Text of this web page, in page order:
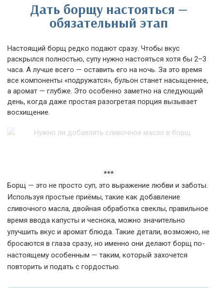
Дать борщу настояться —
обязательный этап
Настоящий борщ редко подают сразу. Чтобы вкус
раскрылся полностью, супу нужно настояться хотя бы 2–3
часа. А лучше всего — оставить его на ночь. За это время
все компоненты «подружатся», бульон станет насыщеннее,
а аромат — глубже. Это особенно заметно на следующий
день, когда даже простая разогретая порция вызывает
восхищение.
***
Борщ — это не просто суп, это выражение любви и заботы.
Используя простые приёмы, такие как добавление
сливочного масла, двойная обработка свеклы, правильное
время ввода капусты и чеснока, можно значительно
улучшить вкус и аромат блюда. Такие детали, возможно, не
бросаются в глаза сразу, но именно они делают борщ по-
настоящему особенным — таким, который захочется
повторить и подать с гордостью.